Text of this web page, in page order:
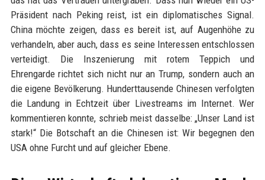
Präsident nach Peking reist, ist ein diplomatisches Signal.
China möchte zeigen, dass es bereit ist, auf Augenhöhe zu
verhandeln, aber auch, dass es seine Interessen entschlossen
verteidigt. Die Inszenierung mit rotem Teppich und
Ehrengarde richtet sich nicht nur an Trump, sondern auch an
die eigene Bevölkerung. Hunderttausende Chinesen verfolgten
die Landung in Echtzeit über Livestreams im Internet. Wer
kommentieren konnte, schrieb meist dasselbe: „Unser Land ist
stark!“ Die Botschaft an die Chinesen ist: Wir begegnen den
USA ohne Furcht und auf gleicher Ebene.